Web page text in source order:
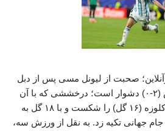
صحبت از لیونل مسی پس از دبل
تاریخی‌اش مقابل اتریش (۲-۰) دشوار است؛ درخششی که با آن
رکورد گلزنی میروسلاو کلوزه (۱۶ گل) را شکست و با ۱۸ گل به
جام جهانی تکیه زد. به نقل از ورزش سه،